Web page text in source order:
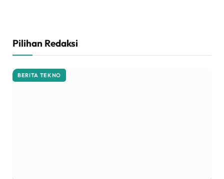
Pilihan Redaksi
BERITA TEKNO